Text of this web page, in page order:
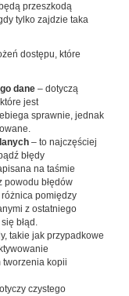
przeszkodą
tylko zajdzie taka
dostępu, które
dane – dotyczą
jest
sprawnie, jednak
– to najczęściej
błędy
na taśmie
powodu błędów
pomiędzy
z ostatniego
błąd.
takie jak przypadkowe
tworzenia kopii
czystego